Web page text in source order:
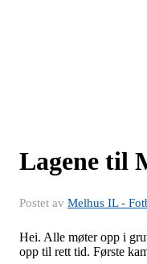
Lagene til
Postet av Melhus IL -
Hei. Alle møter opp i
opp til rett tid. Første